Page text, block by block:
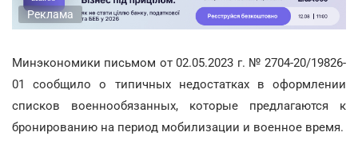
Реклама
Минэкономики письмом от 02.05.2023 г. № 2704-20/19826-
01 сообщило о типичных недостатках в оформлении
списков военнообязанных, которые предлагаются к
бронированию на период мобилизации и военное время.